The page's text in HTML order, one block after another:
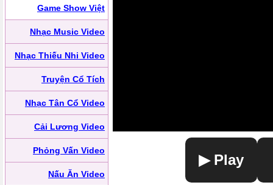
Game Show Việt
Nhạc Music Video
Nhạc Thiếu Nhi Video
Truyện Cổ Tích
Nhạc Tân Cổ Video
Cải Lương Video
Phỏng Vấn Video
Nấu Ăn Video
▶ Play